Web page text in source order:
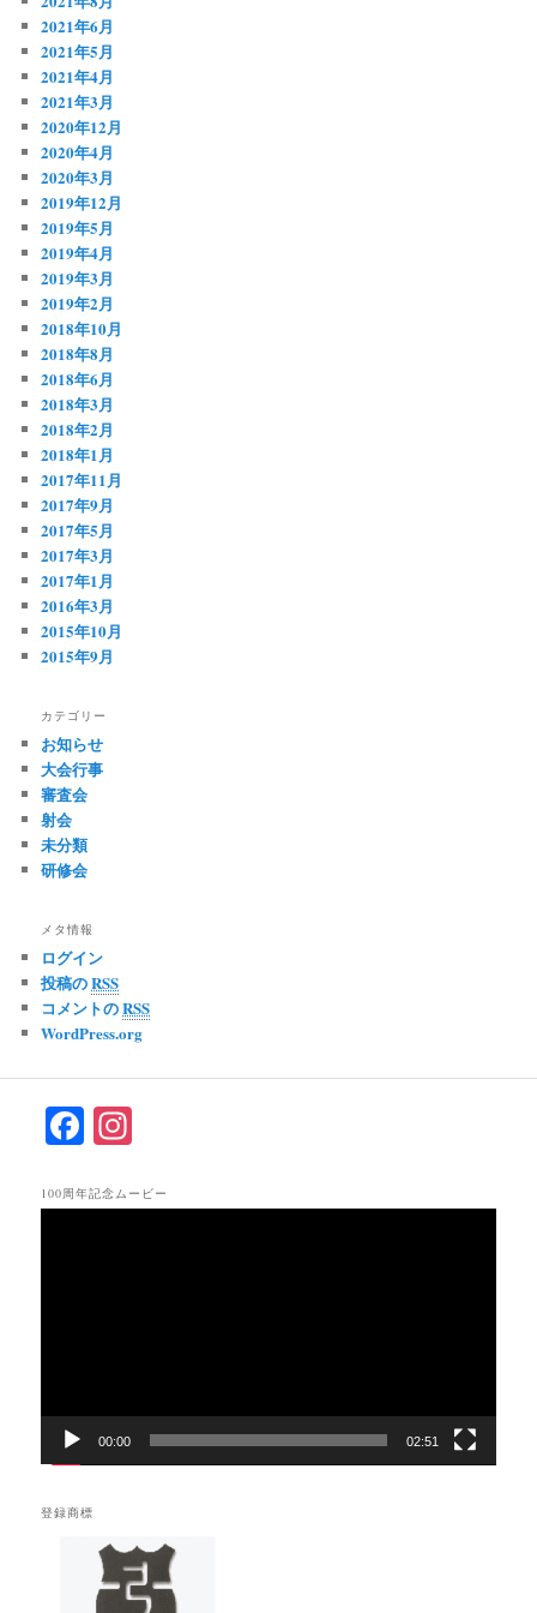
2021年6月
2021年5月
2021年4月
2021年3月
2020年12月
2020年4月
2020年3月
2019年12月
2019年5月
2019年4月
2019年3月
2019年2月
2018年10月
2018年8月
2018年6月
2018年3月
2018年2月
2018年1月
2017年11月
2017年9月
2017年5月
2017年3月
2017年1月
2016年3月
2015年10月
2015年9月
カテゴリー
お知らせ
大会行事
審査会
射会
未分類
研修会
メタ情報
ログイン
投稿のRSS
コメントのRSS
WordPress.org
F
ac
ebag
100周年記念ムービー
00:00 02:51
登録商標